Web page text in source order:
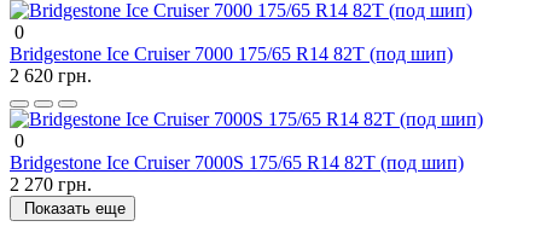
0
Bridgestone Ice Cruiser 7000 175/65 R14 82T (под шип)
2 620 грн.
0
Bridgestone Ice Cruiser 7000S 175/65 R14 82T (под шип)
2 270 грн.
Показать еще